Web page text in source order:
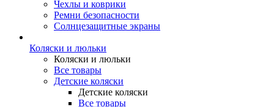
Чехлы и коврики
Ремни безопасности
Солнцезащитные экраны
Коляски и люльки
Коляски и люльки
Все товары
Детские коляски
Детские коляски
Все товары